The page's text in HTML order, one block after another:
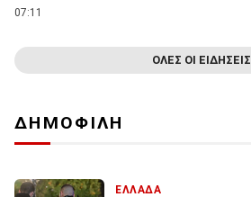
07:11
ΟΛΕΣ ΟΙ ΕΙΔΗΣΕΙΣ
ΔΗΜΟΦΙΛΗ
ΕΛΛΑΔΑ